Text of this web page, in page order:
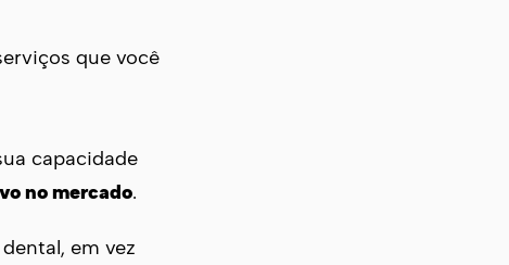
que você
capacidade
no mercado.
em vez